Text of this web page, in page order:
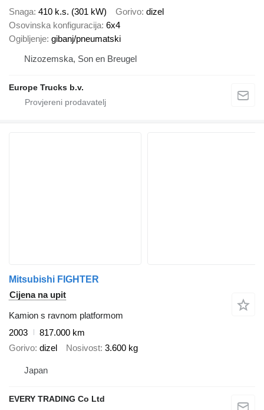
Snaga 410 k.s. (301 kW) Gorivo dizel
Osovinska konfiguracija 6x4
Ogibljenje gibanj/pneumatski
Nizozemska, Son en Breugel
Europe Trucks b.v.
Mitsubishi FIGHTER
Cijena na upit
Kamion s ravnom platformom
2003
817.000 km
Gorivo dizel Nosivost 3.600 kg
Japan
EVERY TRADING Co Ltd